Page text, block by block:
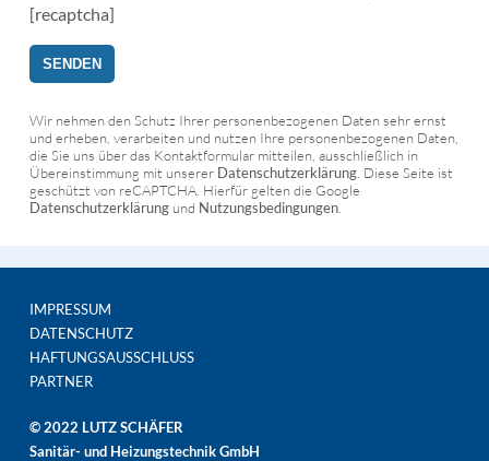
[recaptcha]
Wir nehmen den Schutz Ihrer personenbezogenen Daten sehr ernst
und erheben, verarbeiten und nutzen Ihre personenbezogenen Daten,
die Sie uns über das Kontaktformular mitteilen, ausschließlich in
Übereinstimmung mit unserer Datenschutzerklärung. Diese Seite ist
geschützt von reCAPTCHA. Hierfür gelten die Google
Datenschutzerklärungund Nutzungsbedingungen.
IMPRESSUM
DATENSCHUTZ
HAFTUNGSAUSSCHLUSS
PARTNER
© 2022 LUTZ SCHÄFER
Sanitär- und Heizungstechnik GmbH